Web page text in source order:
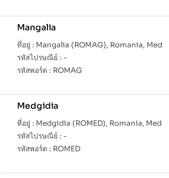
Mangalia
ที่อยู่ : Mangalia (ROMAG), Romania, Med
รหัสไปรษณีย์ : -
รหัสพอร์ต : ROMAG
Medgidia
ที่อยู่ : Medgidia (ROMED), Romania, Med
รหัสไปรษณีย์ : -
รหัสพอร์ต : ROMED